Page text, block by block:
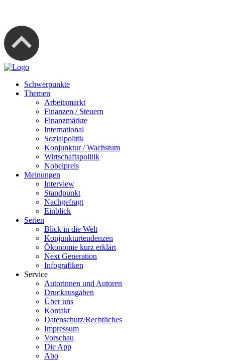
Schwerpunkte
Themen
Arbeitsmarkt
Finanzen / Steuern
Finanzmärkte
International
Sozialpolitik
Konjunktur / Wachstum
Wirtschaftspolitik
Nobelpreis
Meinungen
Interview
Standpunkt
Nachgefragt
Einblick
Serien
Blick in die Welt
Konjunkturtendenzen
Ökonomie kurz erklärt
Next Generation
Infografiken
Service
Autorinnen und Autoren
Druckausgaben
Über uns
Kontakt
Datenschutz/Rechtliches
Impressum
Vorschau
Die App
Abo